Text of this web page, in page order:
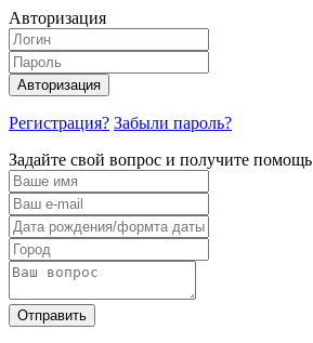
Авторизация
Авторизация
Регистрация? Забыли пароль?
Задайте свой вопрос и получите помощь
Отправить